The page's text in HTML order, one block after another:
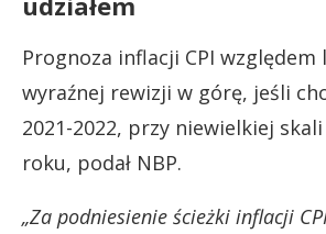
Prognoza inflacji CPI względem
wyraźnej rewizji w górę, jeśli
2021-2022, przy niewielkiej
roku, podał NBP.
„Za podniesienie ścieżki inflacji